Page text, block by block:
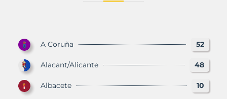
A Coruña 52
Alacant/Alicante 48
Albacete 10